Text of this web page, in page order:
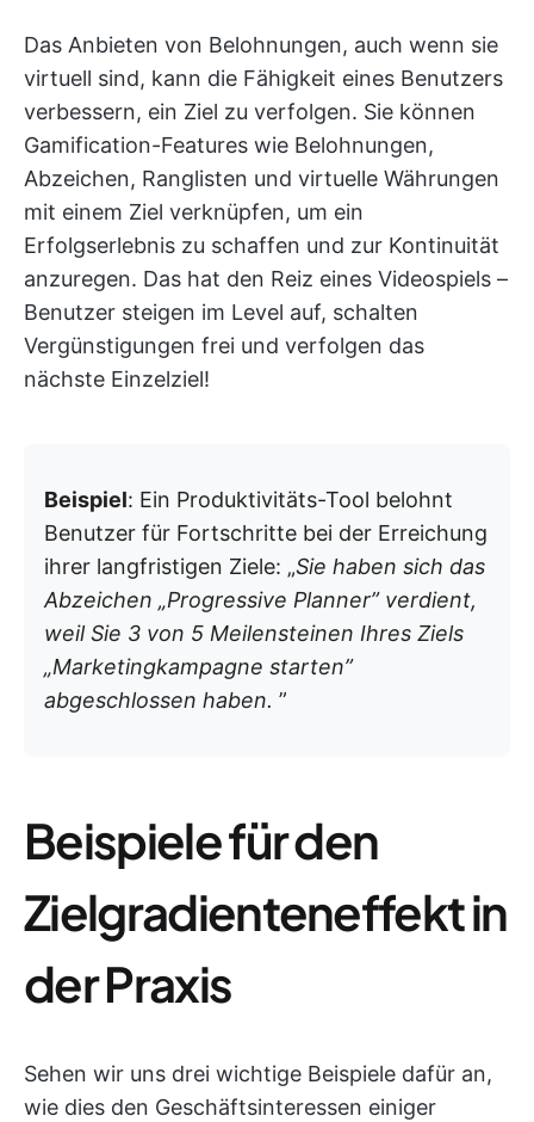
Das Anbieten von Belohnungen, auch wenn sie
virtuell sind, kann die Fähigkeit eines Benutzers
verbessern, ein Ziel zu verfolgen. Sie können
Gamification-Features wie Belohnungen,
Abzeichen, Ranglisten und virtuelle Währungen
mit einem Ziel verknüpfen, um ein
Erfolgserlebnis zu schaffen und zur Kontinuität
anzuregen. Das hat den Reiz eines Videospiels –
Benutzer steigen im Level auf, schalten
Vergünstigungen frei und verfolgen das
nächste Einzelziel!
Beispiel: Ein Produktivitäts-Tool belohnt
Benutzer für Fortschritte bei der Erreichung
ihrer langfristigen Ziele: „Sie haben sich das
Abzeichen „Progressive Planner” verdient,
weil Sie 3 von 5 Meilensteinen Ihres Ziels
„Marketingkampagne starten”
abgeschlossen haben. ”
Beispiele für den
Zielgradienteneffekt in
der Praxis
Sehen wir uns drei wichtige Beispiele dafür an,
wie dies den Geschäftsinteressen einiger